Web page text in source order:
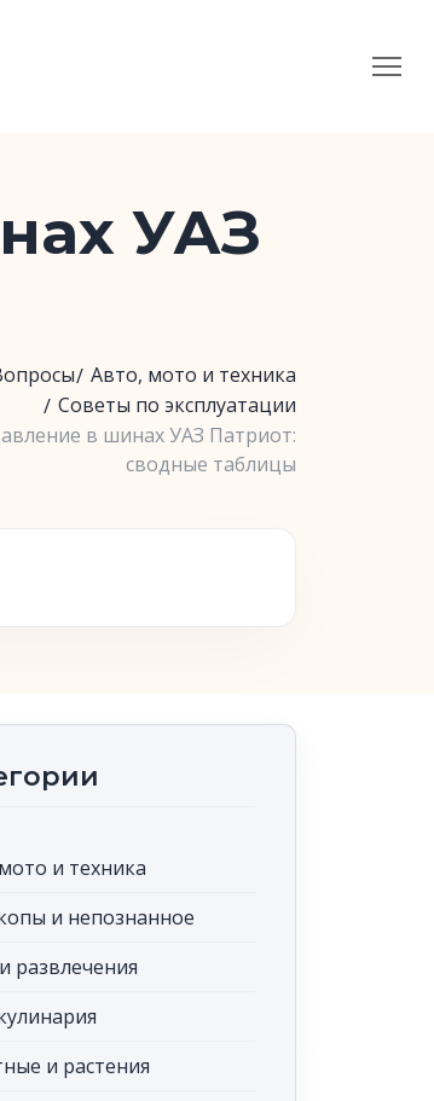
УАЗ
Авто, мото и техника
Советы по эксплуатации
в шинах УАЗ Патриот:
сводные таблицы
и техника
и непознанное
развлечения
и растения